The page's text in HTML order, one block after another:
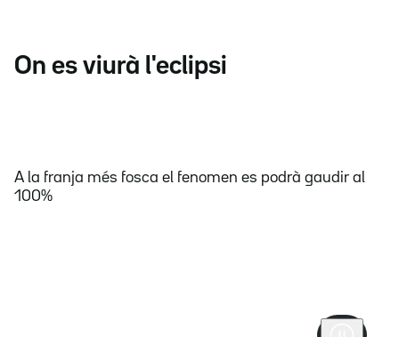
On es viurà l'eclipsi
A la franja més fosca el fenomen es podrà gaudir al
100%